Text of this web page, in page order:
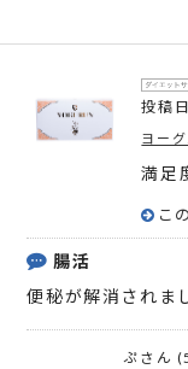
投稿
ヨー
満足
こ
腸活
便秘が解消されま
ぷさん